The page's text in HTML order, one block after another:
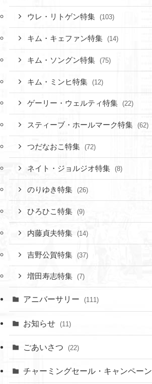
ウレ・リトゲン特集 (103)
キム・キェファン特集 (14)
キム・ソングン特集 (75)
キム・ミンヒ特集 (12)
ゲーリー・ウェルティ特集 (22)
スティーブ・ホールマーク特集 (62)
つだなおこ特集 (72)
ネイト・ジョルジオ特集 (8)
のりゆき特集 (26)
ひろひこ特集 (9)
内藤貞夫特集 (14)
吉野公賀特集 (37)
増田寿志特集 (7)
アニバーサリー (111)
お知らせ (11)
ごあいさつ (22)
チャーミングセール・キャンペーン